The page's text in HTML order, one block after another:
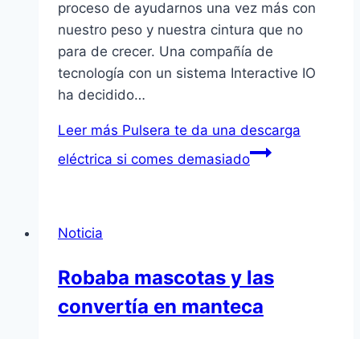
proceso de ayudarnos una vez más con
nuestro peso y nuestra cintura que no
para de crecer. Una compañía de
tecnología con un sistema Interactive IO
ha decidido…
Leer más Pulsera te da una descarga
eléctrica si comes demasiado
Noticia
Robaba mascotas y las
convertí­a en manteca